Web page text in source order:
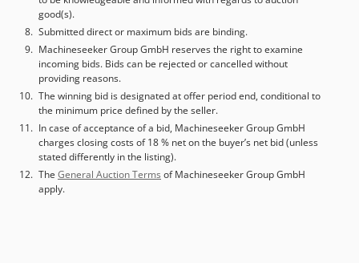
good(s).
Submitted direct or maximum bids are binding.
Machineseeker Group GmbH reserves the right to examine
incoming bids. Bids can be rejected or cancelled without
providing reasons.
The winning bid is designated at offer period end, conditional to
the minimum price defined by the seller.
In case of acceptance of a bid, Machineseeker Group GmbH
charges closing costs of 18 % net on the buyer’s net bid (unless
stated differently in the listing).
The General Auction Terms of Machineseeker Group GmbH
apply.